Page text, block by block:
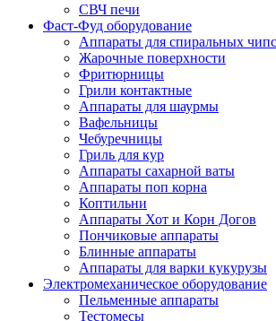
СВЧ печи
Фаст-Фуд оборудование
Аппараты для спиральных
Жарочные поверхности
Фритюрницы
Грили контактные
Аппараты для шаурмы
Вафельницы
Чебуречницы
Гриль для кур
Аппараты сахарной ваты
Аппараты поп корна
Коптильни
Аппараты Хот и Корн Догов
Пончиковые аппараты
Блинные аппараты
Аппараты для варки кукурузы
Электромеханическое оборудование
Пельменные аппараты
Тестомесы